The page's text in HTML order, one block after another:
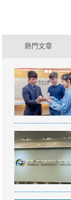
熱門文章